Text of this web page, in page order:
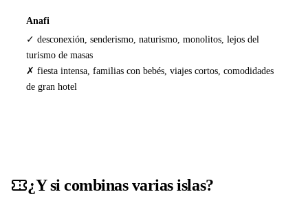
Anafi
✓ desconexión, senderismo, naturismo, monolitos, lejos del
turismo de masas
✗ fiesta intensa, familias con bebés, viajes cortos, comodidades
de gran hotel
¿Y si combinas varias islas?